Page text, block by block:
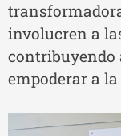
involucren a
contribuyendo
empoderar a